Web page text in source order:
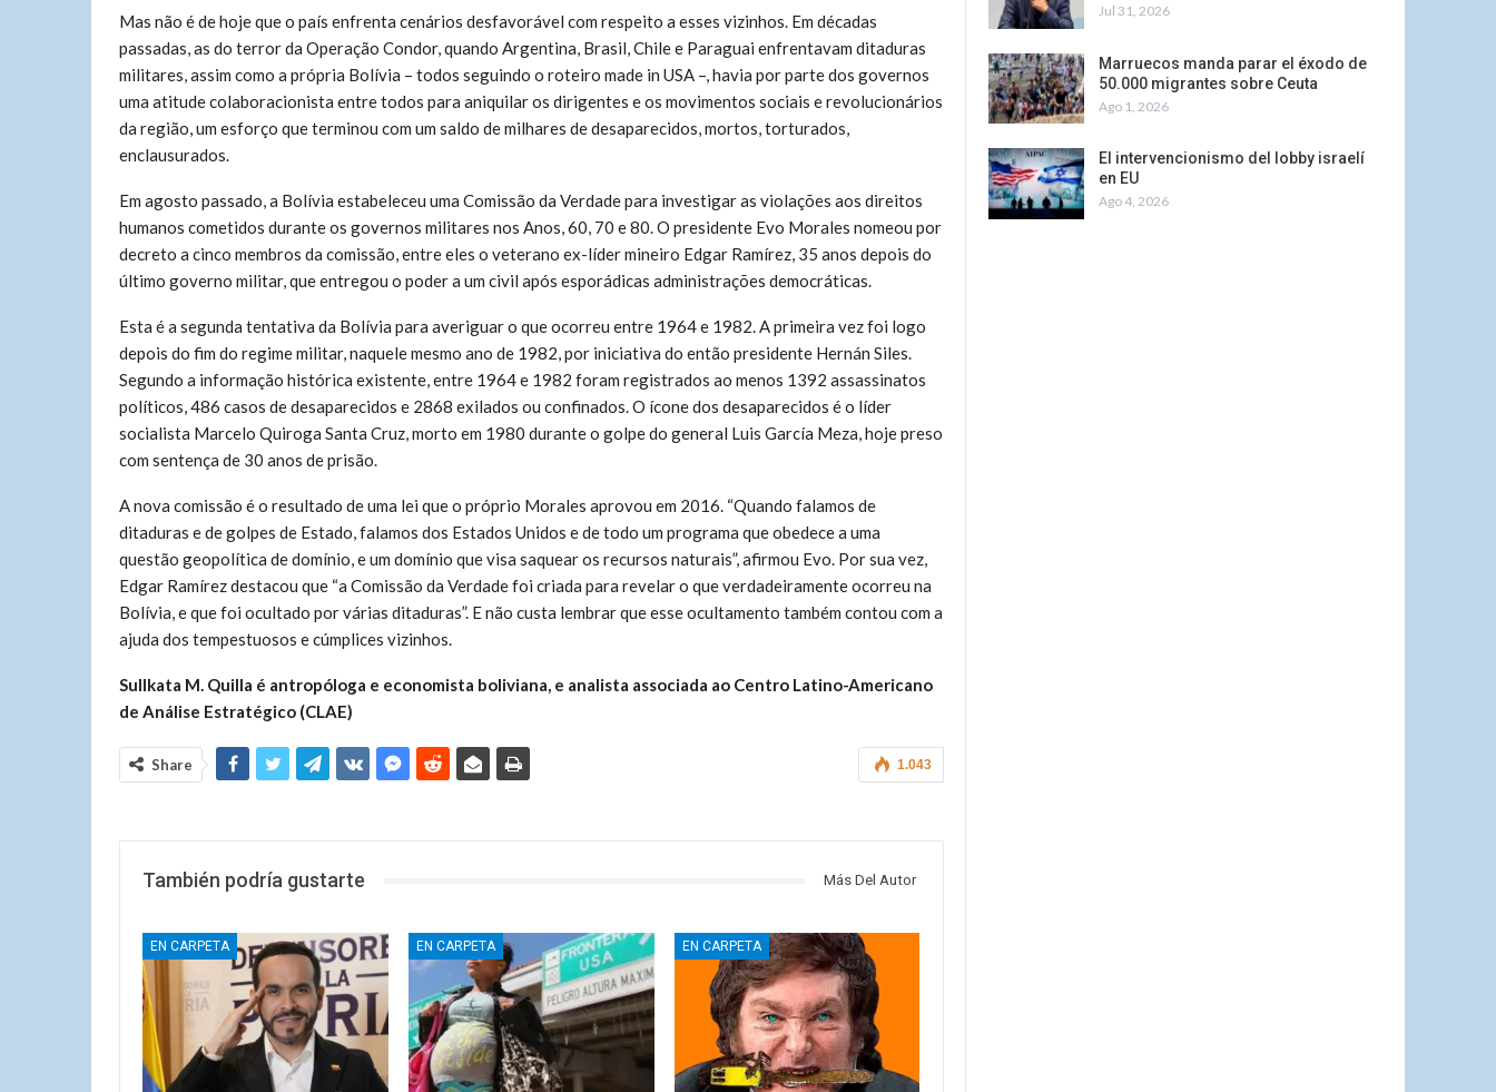
Mas não é de hoje que o país enfrenta cenários desfavorável com respeito a esses vizinhos. Em décadas
passadas, as do terror da Operação Condor, quando Argentina, Brasil, Chile e Paraguai enfrentavam ditaduras
militares, assim como a própria Bolívia – todos seguindo o roteiro made in USA –, havia por parte dos governos
uma atitude colaboracionista entre todos para aniquilar os dirigentes e os movimentos sociais e revolucionários
da região, um esforço que terminou com um saldo de milhares de desaparecidos, mortos, torturados,
enclausurados.
Em agosto passado, a Bolívia estabeleceu uma Comissão da Verdade para investigar as violações aos direitos
humanos cometidos durante os governos militares nos Anos, 60, 70 e 80. O presidente Evo Morales nomeou por
decreto a cinco membros da comissão, entre eles o veterano ex-líder mineiro Edgar Ramírez, 35 anos depois do
último governo militar, que entregou o poder a um civil após esporádicas administrações democráticas.
Esta é a segunda tentativa da Bolívia para averiguar o que ocorreu entre 1964 e 1982. A primeira vez foi logo
depois do fim do regime militar, naquele mesmo ano de 1982, por iniciativa do então presidente Hernán Siles.
Segundo a informação histórica existente, entre 1964 e 1982 foram registrados ao menos 1392 assassinatos
políticos, 486 casos de desaparecidos e 2868 exilados ou confinados. O ícone dos desaparecidos é o líder
socialista Marcelo Quiroga Santa Cruz, morto em 1980 durante o golpe do general Luis García Meza, hoje preso
com sentença de 30 anos de prisão.
A nova comissão é o resultado de uma lei que o próprio Morales aprovou em 2016. “Quando falamos de
ditaduras e de golpes de Estado, falamos dos Estados Unidos e de todo um programa que obedece a uma
questão geopolítica de domínio, e um domínio que visa saquear os recursos naturais”, afirmou Evo. Por sua vez,
Edgar Ramírez destacou que “a Comissão da Verdade foi criada para revelar o que verdadeiramente ocorreu na
Bolívia, e que foi ocultado por várias ditaduras”. E não custa lembrar que esse ocultamento também contou com a
ajuda dos tempestuosos e cúmplices vizinhos.
Sullkata M. Quilla é antropóloga e economista boliviana, e analista associada ao Centro Latino-Americano
de Análise Estratégico (CLAE)
1.043
Share
También podría gustarte Más Del Autor
EN CARPETA EN CARPETA EN CARPETA
Jul 31, 2026
Marruecos manda parar el éxodo de
50.000 migrantes sobre Ceuta
Ago 1, 2026
El intervencionismo del lobby israelí
en EU
Ago 4, 2026